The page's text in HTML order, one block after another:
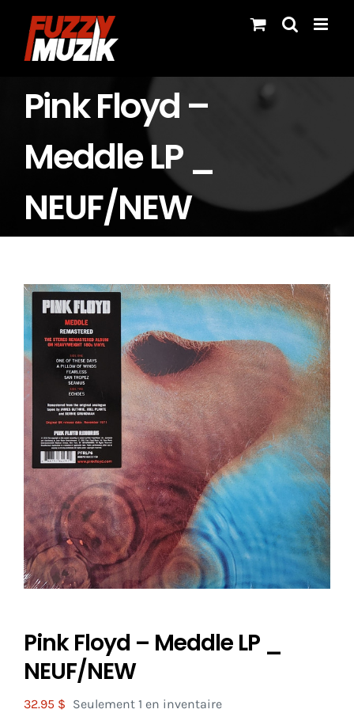
content
Pink Floyd –
Meddle LP _
NEUF/NEW
Pink Floyd – Meddle LP _
NEUF/NEW
32.95 $ Seulement 1 en inventaire